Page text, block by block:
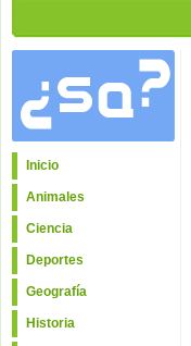
Inicio
Animales
Ciencia
Deportes
Geografía
Historia